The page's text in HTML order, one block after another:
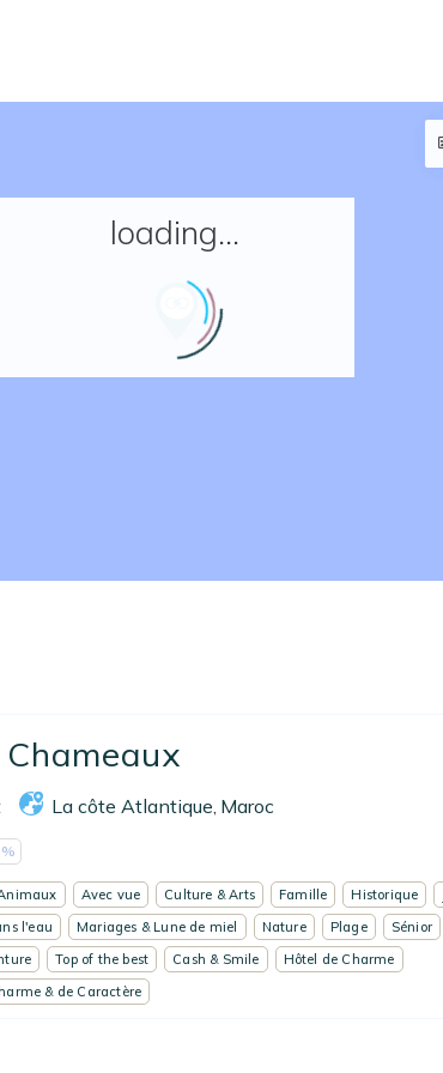
un séjour
EN
loading...
La côte Atlantique Maroc
Avec vue Culture & Arts Famille Historique
l'eau
Mariages & Lune de miel Nature Plage
Sénior
Top of the best Cash & Smile
Hôtel de Charme
& de Caractère